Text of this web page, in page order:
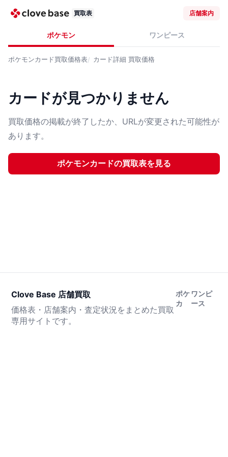
買取表 店舗案内
ポケモン ワンピース
ポケモンカード買取価格表 カード詳細 買取価格
カードが見つかりません
買取価格の掲載が終了したか、URLが変更された可能性が
あります。
ポケモンカードの買取表を見る
Clove Base 店舗買取
価格表・店舗案内・査定状況をまとめた買取
専用サイトです。
ポケ
カ
ワンピ
ース